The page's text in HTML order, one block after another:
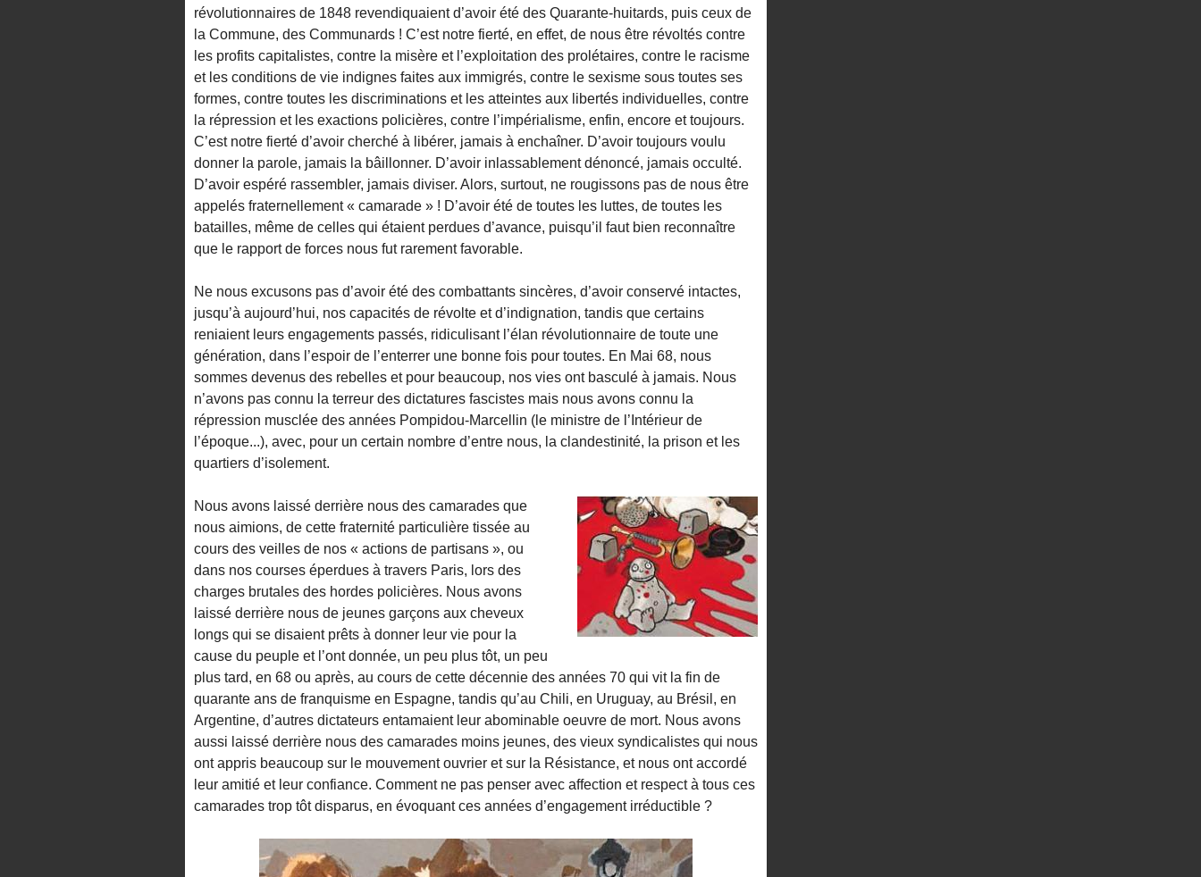
révolutionnaires de 1848 revendiquaient d’avoir été des Quarante-huitards, puis ceux de
la Commune, des Communards ! C’est notre fierté, en effet, de nous être révoltés contre
les profits capitalistes, contre la misère et l’exploitation des prolétaires, contre le racisme
et les conditions de vie indignes faites aux immigrés, contre le sexisme sous toutes ses
formes, contre toutes les discriminations et les atteintes aux libertés individuelles, contre
la répression et les exactions policières, contre l’impérialisme, enfin, encore et toujours.
C’est notre fierté d’avoir cherché à libérer, jamais à enchaîner. D’avoir toujours voulu
donner la parole, jamais la bâillonner. D’avoir inlassablement dénoncé, jamais occulté.
D’avoir espéré rassembler, jamais diviser. Alors, surtout, ne rougissons pas de nous être
appelés fraternellement « camarade » ! D’avoir été de toutes les luttes, de toutes les
batailles, même de celles qui étaient perdues d’avance, puisqu’il faut bien reconnaître
que le rapport de forces nous fut rarement favorable.
Ne nous excusons pas d’avoir été des combattants sincères, d’avoir conservé intactes,
jusqu’à aujourd’hui, nos capacités de révolte et d’indignation, tandis que certains
reniaient leurs engagements passés, ridiculisant l’élan révolutionnaire de toute une
génération, dans l’espoir de l’enterrer une bonne fois pour toutes. En Mai 68, nous
sommes devenus des rebelles et pour beaucoup, nos vies ont basculé à jamais. Nous
n’avons pas connu la terreur des dictatures fascistes mais nous avons connu la
répression musclée des années Pompidou-Marcellin (le ministre de l’Intérieur de
l’époque...), avec, pour un certain nombre d’entre nous, la clandestinité, la prison et les
quartiers d’isolement.
Nous avons laissé derrière nous des camarades que
nous aimions, de cette fraternité particulière tissée au
cours des veilles de nos « actions de partisans », ou
dans nos courses éperdues à travers Paris, lors des
charges brutales des hordes policières. Nous avons
laissé derrière nous de jeunes garçons aux cheveux
longs qui se disaient prêts à donner leur vie pour la
cause du peuple et l’ont donnée, un peu plus tôt, un peu
plus tard, en 68 ou après, au cours de cette décennie des années 70 qui vit la fin de
quarante ans de franquisme en Espagne, tandis qu’au Chili, en Uruguay, au Brésil, en
Argentine, d’autres dictateurs entamaient leur abominable oeuvre de mort. Nous avons
aussi laissé derrière nous des camarades moins jeunes, des vieux syndicalistes qui nous
ont appris beaucoup sur le mouvement ouvrier et sur la Résistance, et nous ont accordé
leur amitié et leur confiance. Comment ne pas penser avec affection et respect à tous ces
camarades trop tôt disparus, en évoquant ces années d’engagement irréductible ?